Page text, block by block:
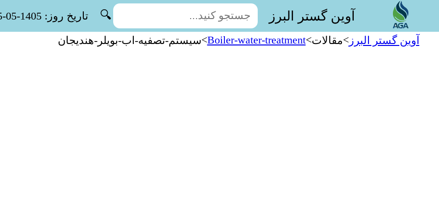
آوین گستر البرز 🔍 تاریخ روز: 1405-05-15
آوین گستر البرز>مقالات>
Boiler-water-treatment
>سیستم-تصفیه-اب-بویلر-هندیجان